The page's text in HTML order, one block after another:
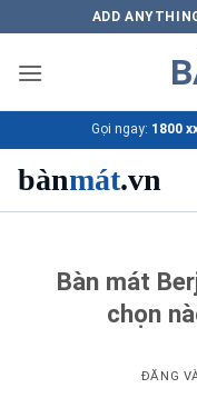
qua
nội
ADD
Gọi ngay: 1800
bànmát.vn
Sản phẩm
Bàn mát
chọn
ĐĂNG